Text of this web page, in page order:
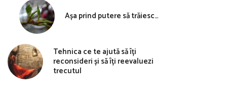
Așa prind putere să trăiesc…
Tehnica ce te ajută să îți
reconsideri și să îți reevaluezi
trecutul